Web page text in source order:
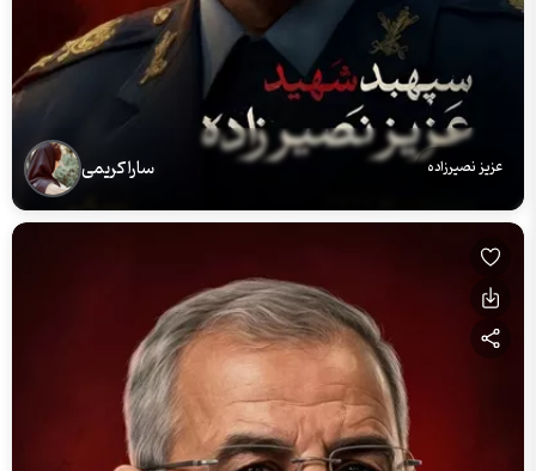
عزیز نصیرزاده سارا کریمی